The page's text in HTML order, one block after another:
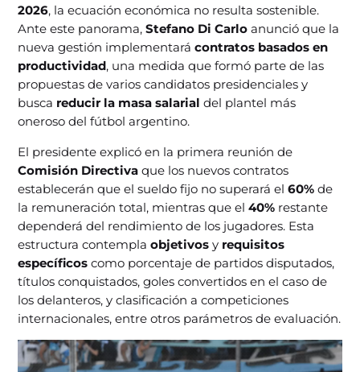
2026, la ecuación económica no resulta sostenible.
Ante este panorama,Stefano Di Carlo anunció que la
nueva gestión implementarácontratos basados en
productividad, una medida que formó parte de las
propuestas de varios candidatos presidenciales y
busca reducir la masa salarial del plantel más
oneroso del fútbol argentino.
El presidente explicó en la primera reunión de
Comisión Directiva que los nuevos contratos
establecerán que el sueldo fijo no superará el60% de
la remuneración total, mientras que el40% restante
dependerá del rendimiento de los jugadores. Esta
estructura contemplaobjetivos y requisitos
específicos como porcentaje de partidos disputados,
títulos conquistados, goles convertidos en el caso de
los delanteros, y clasificación a competiciones
internacionales, entre otros parámetros de evaluación.